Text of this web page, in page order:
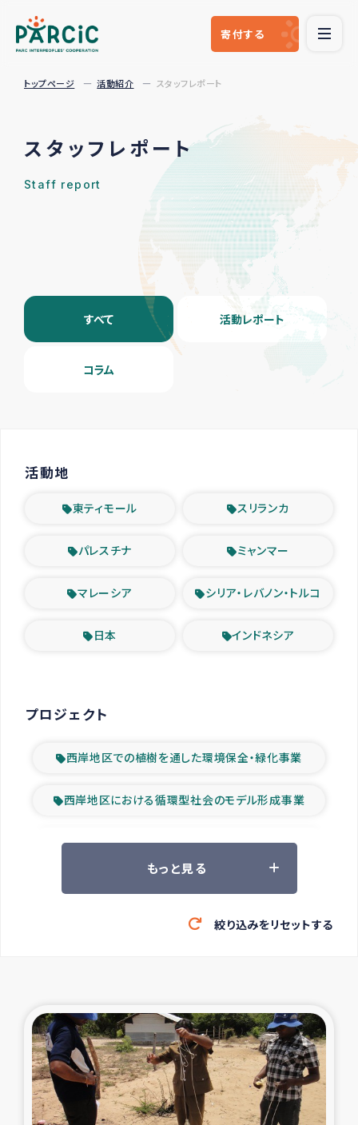
寄付する
トップページ 活動紹介 スタッフレポート
スタッフレポート
Staff report
すべて 活動レポート
コラム
活動地
東ティモール スリランカ
パレスチナ ミャンマー
マレーシア シリア・レバノン・トルコ
日本 インドネシア
プロジェクト
西岸地区での植樹を通した環境保全・緑化事業
西岸地区における循環型社会のモデル形成事業
ツアー参加者の声
緊急救援の時代
東ティモール豪雨緊急支援
大雨による洪水被災者支援
カカオ生産者支援事業
もっと見る
絞り込みをリセットする